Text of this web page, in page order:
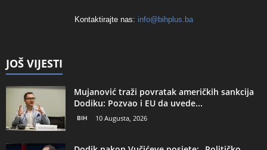
Kontaktirajte nas: info@bihplus.ba
JOŠ VIJESTI
Mujanović traži povratak američkih sankcija
Dodiku: Pozvao i EU da uvede...
BIH 10 Augusta, 2026